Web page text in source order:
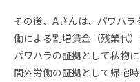
その後、Aさんは、パワハ
働による割増賃金（残業代
パワハラの証拠として私物
間外労働の証拠として帰宅